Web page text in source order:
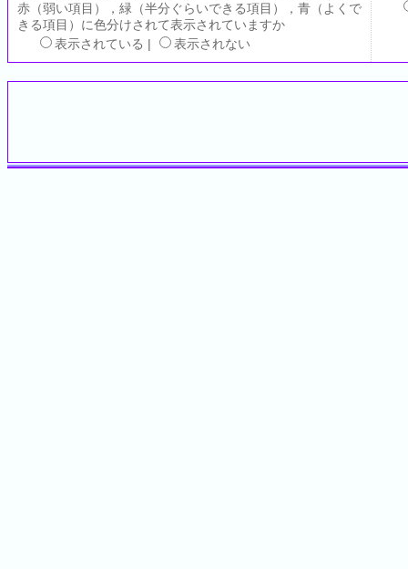
赤（弱い項目），緑（半分ぐらいできる項目），青（よくで
きる項目）に色分けされて表示されていますか
表示されている |
表示されない